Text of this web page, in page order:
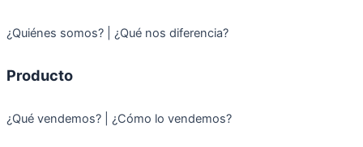
¿Quiénes somos? | ¿Qué nos diferencia?
Producto
¿Qué vendemos? | ¿Cómo lo vendemos?